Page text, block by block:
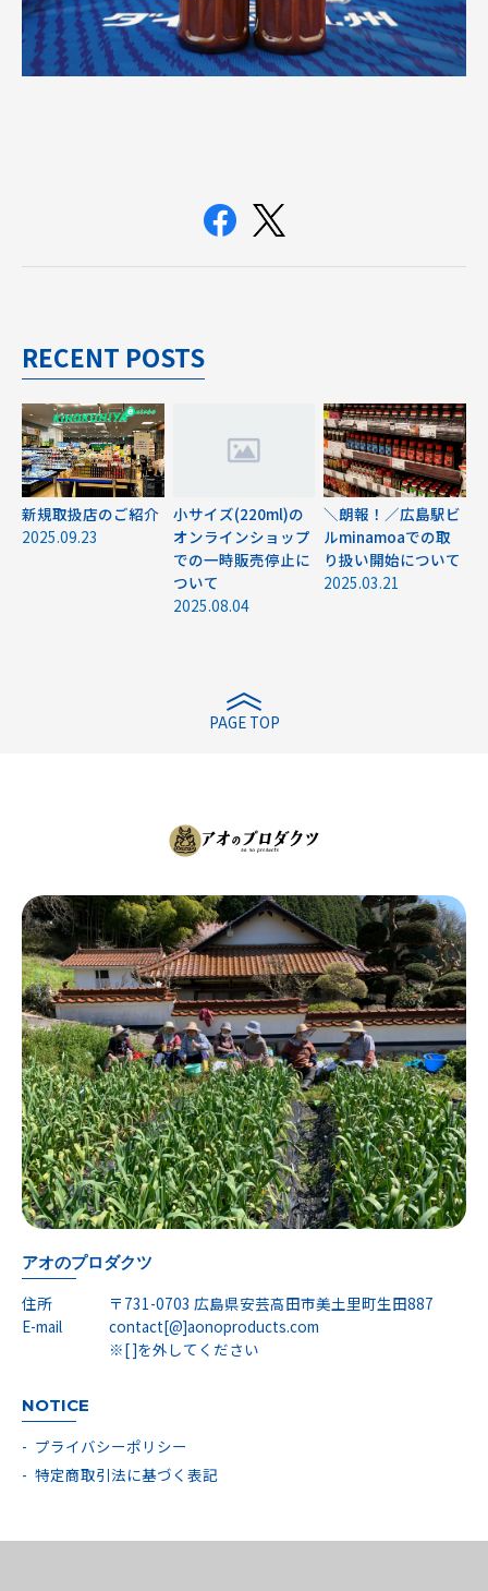
RECENT POSTS
新規取扱店のご紹介
2025.09.23
小サイズ(220ml)の
オンラインショップ
での一時販売停止に
ついて
2025.08.04
＼朗報！／広島駅ビ
ルminamoaでの取
り扱い開始について
2025.03.21
PAGE TOP
アオのプロダクツ
住所
〒731-0703 広島県安芸高田市美土里町生田887
E-mail
contact[@]aonoproducts.com
※[ ]を外してください
NOTICE
プライバシーポリシー
特定商取引法に基づく表記